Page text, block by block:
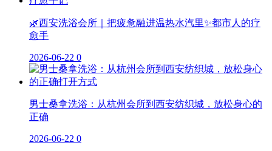
🌿西安洗浴会所｜把疲惫融进温热水汽里✨都市人的疗
愈手
2026-06-22 0
男士桑拿洗浴：从杭州会所到西安纺织城，放松身心的
正确
2026-06-22 0